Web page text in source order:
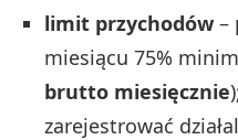
limit przychodów –
miesiącu 75%
brutto miesięcznie
zarejestrować